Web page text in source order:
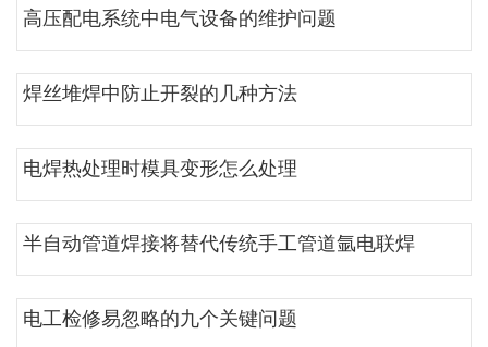
高压配电系统中电气设备的维护问题
焊丝堆焊中防止开裂的几种方法
电焊热处理时模具变形怎么处理
半自动管道焊接将替代传统手工管道氩电联焊
电工检修易忽略的九个关键问题